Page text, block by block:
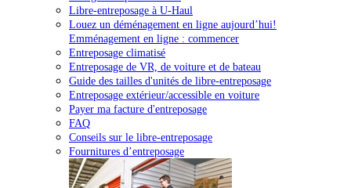
Libre-entreposage à U-Haul
Louez un déménagement en ligne aujourd’hui!
Emménagement en ligne : commencer
Entreposage climatisé
Entreposage de VR, de voiture et de bateau
Guide des tailles d'unités de libre-entreposage
Entreposage extérieur/accessible en voiture
Payer ma facture d'entreposage
FAQ
Conseils sur le libre-entreposage
Fournitures d’entreposage